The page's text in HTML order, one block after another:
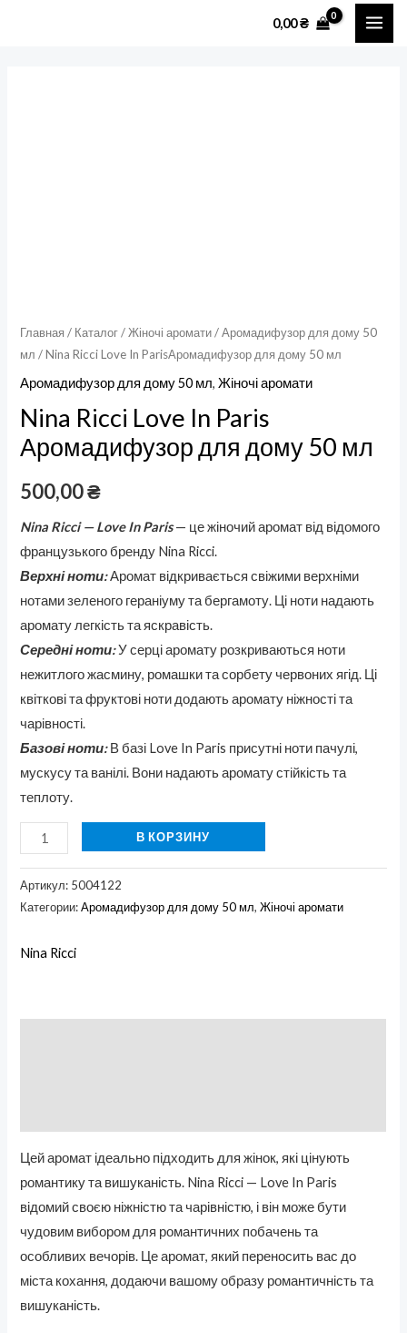
0,00₴
Главная / Каталог/Жіночі аромати/Аромадифузор для дому 50
мл / Nina Ricci Love In ParisАромадифузор для дому 50 мл
Аромадифузор для дому 50 мл,Жіночі аромати
Nina Ricci Love In Paris
Аромадифузор для дому 50 мл
500,00₴
Nina Ricci — Love In Paris — це жіночий аромат від відомого
французького бренду Nina Ricci.
Верхні ноти:Аромат відкривається свіжими верхніми
нотами зеленого гераніуму та бергамоту. Ці ноти надають
аромату легкість та яскравість.
Середні ноти:У серці аромату розкриваються ноти
нежитлого жасмину, ромашки та сорбету червоних ягід. Ці
квіткові та фруктові ноти додають аромату ніжності та
чарівності.
Базові ноти:В базі Love In Paris присутні ноти пачулі,
мускусу та ванілі. Вони надають аромату стійкість та
теплоту.
мл
В КОРЗИНУ
Артикул: 5004122
Категории:Аромадифузор для дому 50 мл,Жіночі аромати
Nina Ricci
Цей аромат ідеально підходить для жінок, які цінують
романтику та вишуканість. Nina Ricci — Love In Paris
відомий своєю ніжністю та чарівністю, і він може бути
чудовим вибором для романтичних побачень та
особливих вечорів. Це аромат, який переносить вас до
міста кохання, додаючи вашому образу романтичність та
вишуканість.